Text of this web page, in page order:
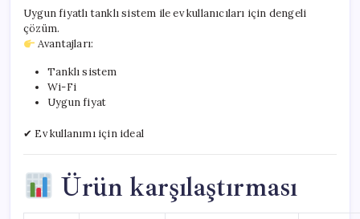
Uygun fiyatlı tanklı sistem ile ev kullanıcıları için dengeli
çözüm.
Avantajları:
Tanklı sistem
Wi-Fi
Uygun fiyat
✔ Ev kullanımı için ideal
Ürün karşılaştırması